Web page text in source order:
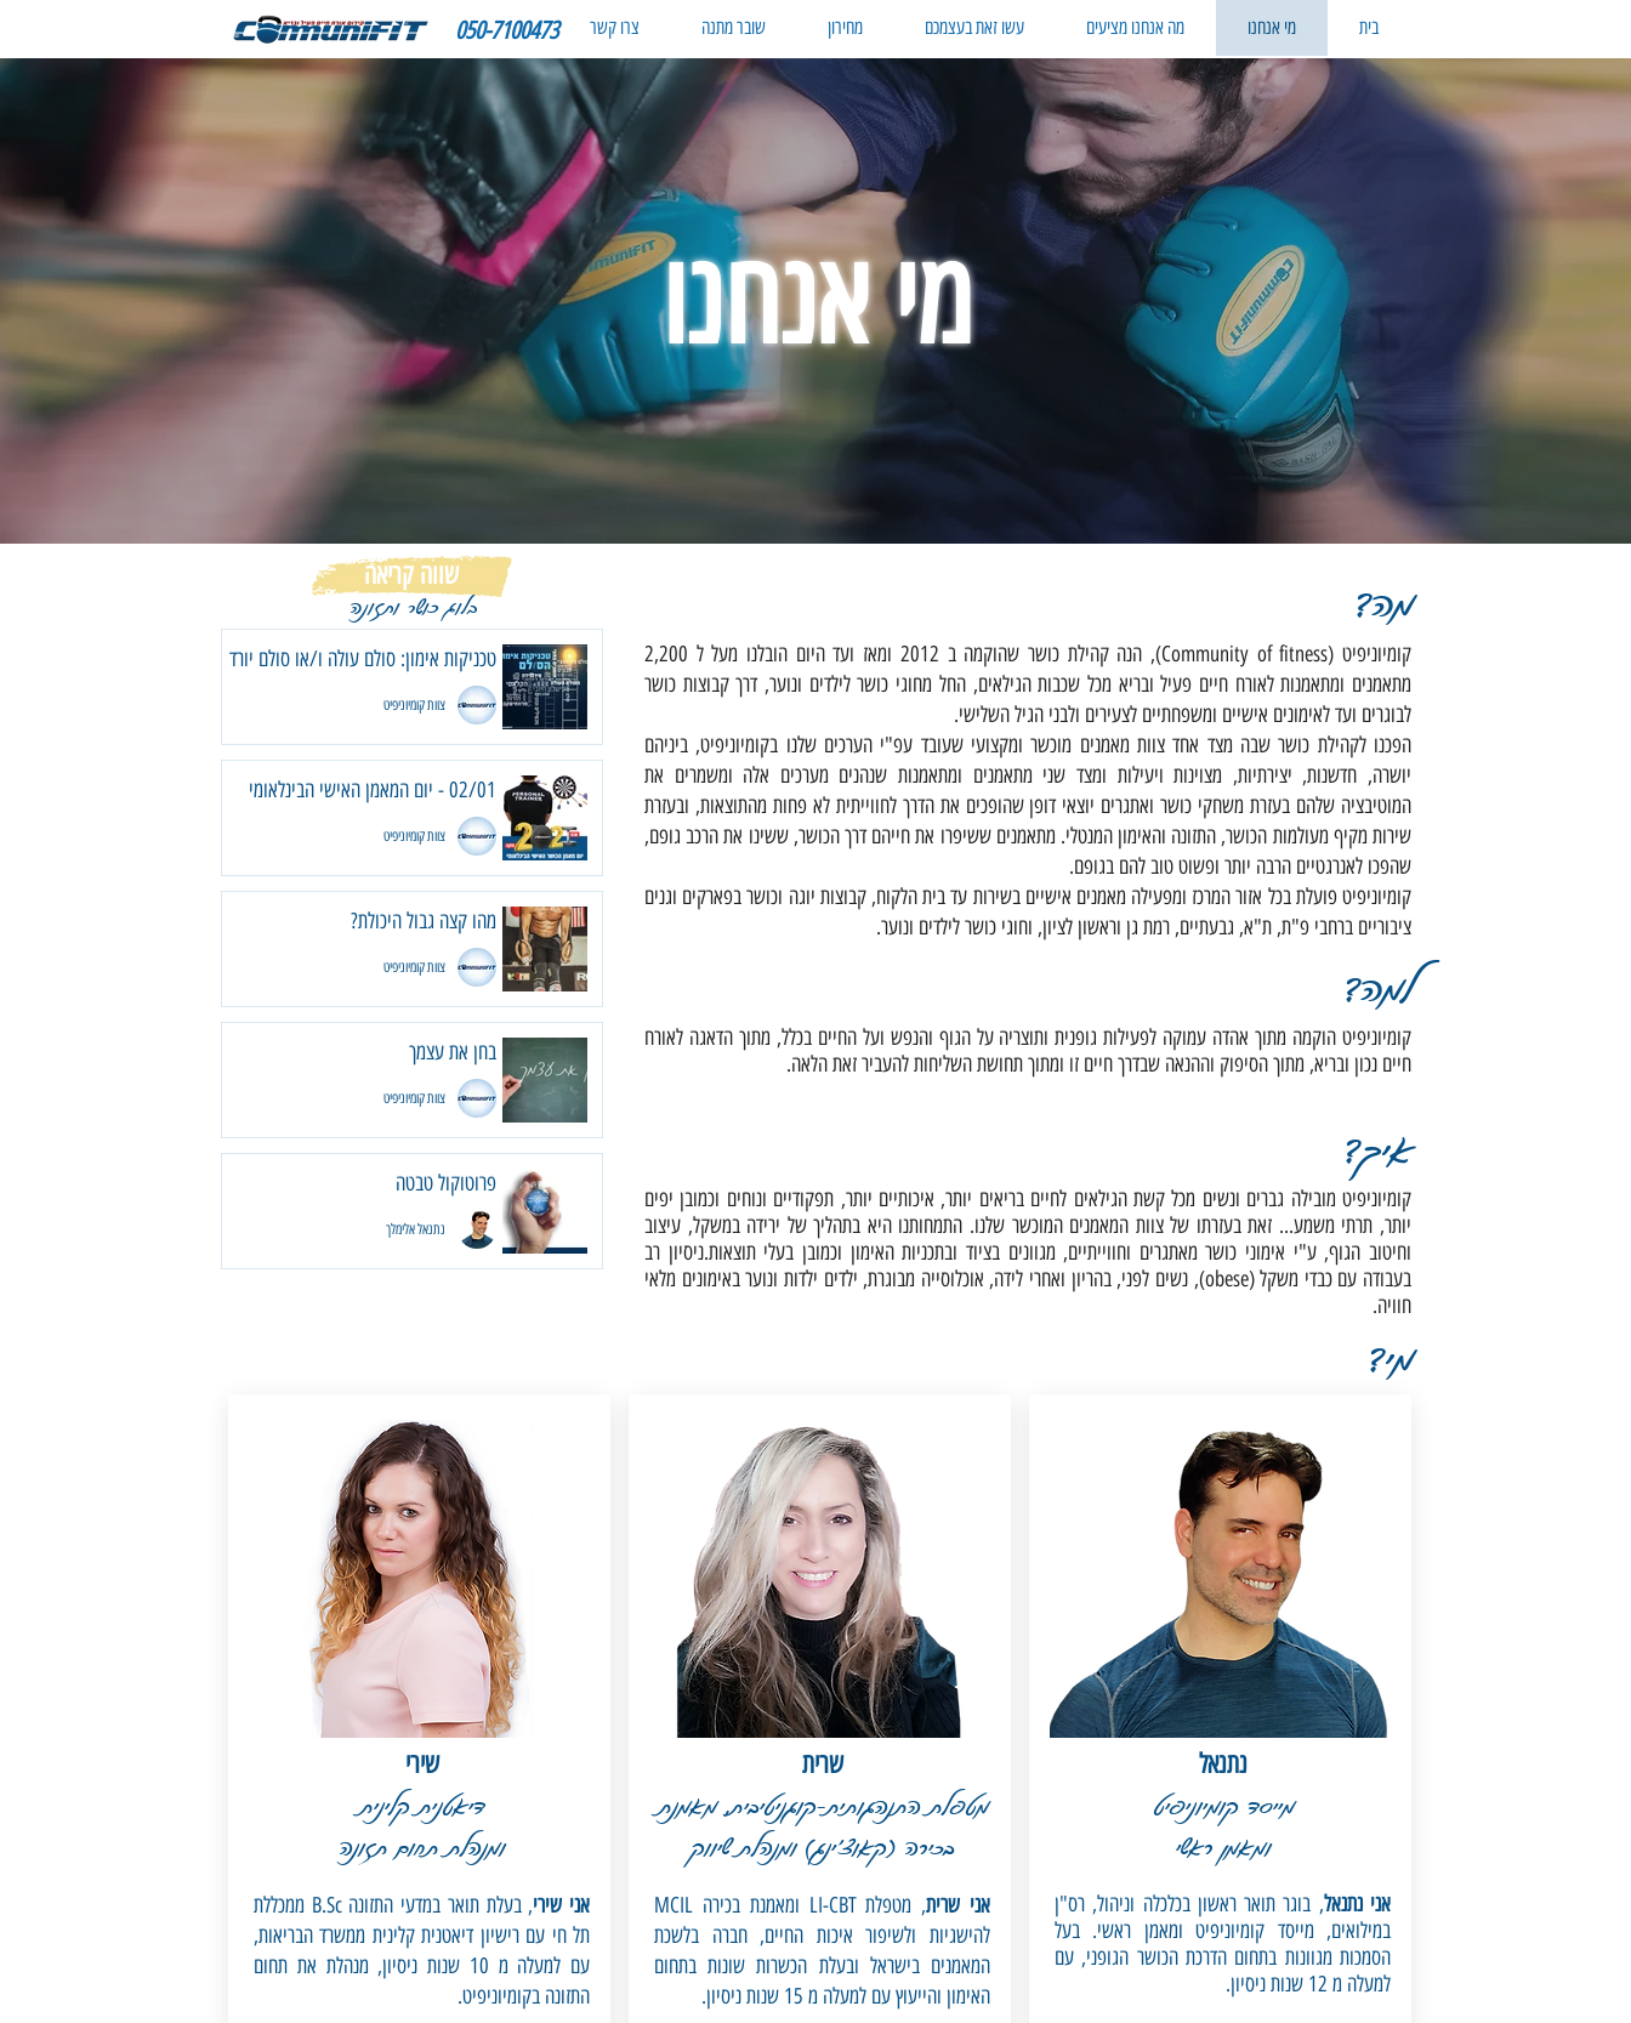
050-7100473 בית מי אנחנו מה אנחנו מציעים עשו זאת בעצמכם מחירון שובר מתנה צרו קשר
מי אנחנו
בלוג כושר ותזונה
שווה קריאה
טכניקות אימון: סולם עולה ו/או סולם יורד
צוות קומיוניפיט
02/01 - יום המאמן האישי הבינלאומי
צוות קומיוניפיט
מהו קצה גבול היכולת?
צוות קומיוניפיט
בחן את עצמך
צוות קומיוניפיט
פרוטוקול טבטה
נתנאל אלימלך
מה?
קומיוניפיט (Community of fitness), הנה קהילת כושר שהוקמה ב 2012 ומאז ועד היום הובלנו מעל ל 2,200
מתאמנים ומתאמנות לאורח חיים פעיל ובריא מכל שכבות הגילאים, החל מחוגי כושר לילדים ונוער, דרך קבוצות כושר
לבוגרים ועד לאימונים אישיים ומשפחתיים לצעירים ולבני הגיל השלישי.
הפכנו לקהילת כושר שבה מצד אחד צוות מאמנים מוכשר ומקצועי שעובד עפ"י הערכים שלנו בקומיוניפיט, ביניהם
יושרה, חדשנות, יצירתיות, מצוינות ויעילות ומצד שני מתאמנים ומתאמנות שנהנים מערכים אלה ומשמרים את
המוטיבציה שלהם בעזרת משחקי כושר ואתגרים יוצאי דופן שהופכים את הדרך לחווייתית לא פחות מהתוצאות, ובעזרת
שירות מקיף מעולמות הכושר, התזונה והאימון המנטלי. מתאמנים ששיפרו את חייהם דרך הכושר, ששינו את הרכב גופם,
שהפכו לאנרגטיים הרבה יותר ופשוט טוב להם בגופם.
קומיוניפיט פועלת בכל אזור המרכז ומפעילה מאמנים אישיים בשירות עד בית הלקוח, קבוצות יוגה וכושר בפארקים וגנים
ציבוריים ברחבי פ"ת, ת"א, גבעתיים, רמת גן וראשון לציון, וחוגי כושר לילדים ונוער.
למה?
קומיוניפיט הוקמה מתוך אהדה עמוקה לפעילות גופנית ותוצריה על הגוף והנפש ועל החיים בכלל, מתוך הדאגה לאורח
חיים נכון ובריא, מתוך הסיפוק וההנאה שבדרך חיים זו ומתוך תחושת השליחות להעביר זאת הלאה.
איך?
קומיוניפיט מובילה גברים ונשים מכל קשת הגילאים לחיים בריאים יותר, איכותיים יותר, תפקודיים ונוחים וכמובן יפים
יותר, תרתי משמע... זאת בעזרתו של צוות המאמנים המוכשר שלנו. התמחותנו היא בתהליך של ירידה במשקל, עיצוב
וחיטוב הגוף, ע"י אימוני כושר מאתגרים וחווייתיים, מגוונים בציוד ובתכניות האימון וכמובן בעלי תוצאות.ניסיון רב
בעבודה עם כבדי משקל (obese), נשים לפני, בהריון ואחרי לידה, אוכלוסייה מבוגרת, ילדים ילדות ונוער באימונים מלאי
חוויה.
מי?
נתנאל
מייסד קומיוניפיט
ומאמן ראשי
אני נתנאל, בוגר תואר ראשון בכלכלה וניהול, רס"ן
במילואים, מייסד קומיוניפיט ומאמן ראשי. בעל
הסמכות מגוונות בתחום הדרכת הכושר הגופני, עם
למעלה מ 12 שנות ניסיון.
שרית
מטפלת התנהגותית-קוגניטיבית, מאמנת
בכירה (קאוצ'ינג) ומנהלת שיווק
אני שרית
, מטפלת LI-CBT ומאמנת בכירה MCIL
להישגיות ולשיפור איכות החיים, חברה בלשכת
המאמנים בישראל ובעלת הכשרות שונות בתחום
האימון והייעוץ עם למעלה מ 15 שנות ניסיון.
שירי
דיאטנית קלינית
ומנהלת תחום תזונה
אני שירי
, בעלת תואר במדעי התזונה B.Sc ממכללת
תל חי עם רישיון דיאטנית קלינית ממשרד הבריאות,
עם למעלה מ 10 שנות ניסיון, מנהלת את תחום
התזונה בקומיוניפיט.